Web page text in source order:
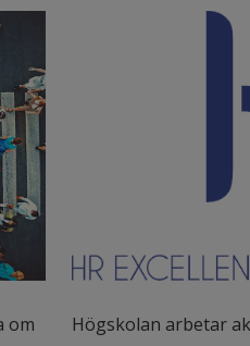
om
Högskolan arbetar